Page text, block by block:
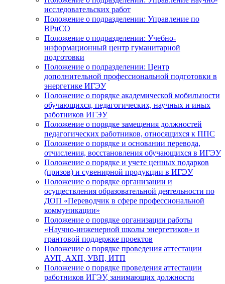
исследовательских работ
Положение о подразделении: Управление по
ВРиСО
Положение о подразделении: Учебно-
информационный центр гуманитарной
подготовки
Положение о подразделении: Центр
дополнительной профессиональной подготовки в
энергетике ИГЭУ
Положение о порядке академической мобильности
обучающихся, педагогических, научных и иных
работников ИГЭУ
Положение о порядке замещения должностей
педагогических работников, относящихся к ППС
Положение о порядке и основании перевода,
отчисления, восстановления обучающихся в ИГЭУ
Положение о порядке и учете ценных подарков
(призов) и сувенирной продукции в ИГЭУ
Положение о порядке организации и
осуществления образовательной деятельности по
ДОП «Переводчик в сфере профессиональной
коммуникации»
Положение о порядке организации работы
«Научно-инженерной школы энергетиков» и
грантовой поддержке проектов
Положение о порядке проведения аттестации
АУП, АХП, УВП, ИТП
Положение о порядке проведения аттестации
работников ИГЭУ, занимающих должности